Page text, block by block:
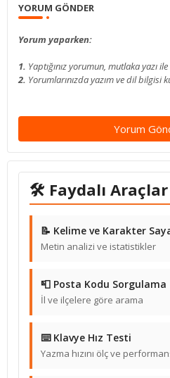
YORUM GÖNDER
Yorum yaparken:
1. Yaptığınız yorumun, mutlaka yazı
2. Yorumlarınızda yazım ve dil bilgisi
Yorum
🛠 Faydalı Araçlar
📝 Kelime ve Karakter
Metin analizi ve istatistikler
📮 Posta Kodu Sorgulama
İl ve ilçelere göre arama
⌨️ Klavye Hız Testi
Yazma hızını ölç ve